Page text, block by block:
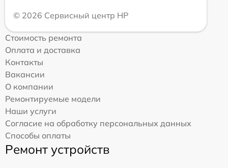
© 2026 Сервисный центр HP
Стоимость ремонта
Оплата и доставка
Контакты
Вакансии
О компании
Ремонтируемые модели
Наши услуги
Согласие на обработку персональных данных
Способы оплаты
Ремонт устройств